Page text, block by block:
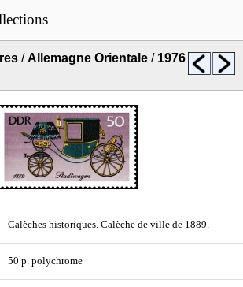
/Allemagne Orientale / 1976
Calèches historiques. Calèche de ville de 1889.
50 p. polychrome